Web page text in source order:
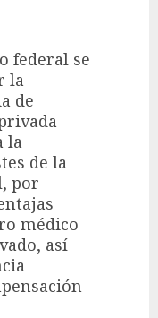
federal se
la
de
la
de la
por
médico
así